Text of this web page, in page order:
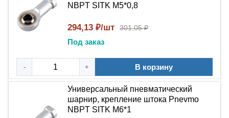
NBPT SITK M5*0,8
294,13 ₽/шт 301,05 ₽
Под заказ
- + В корзину
Универсальный пневматический
шарнир, крепление штока Pnevmo
NBPT SITK M6*1